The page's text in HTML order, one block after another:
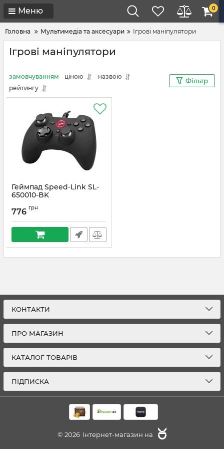
Меню 0
Головна Мультимедіа та аксесуари Ігрові маніпулятори
Ігрові маніпулятори
замовчуванням ціною
назвою
рейтингу
Фільтр
Геймпад Speed-Link SL-
650010-BK
776 грн
КОНТАКТИ
ПРО МАГАЗИН
КАТАЛОГ ТОВАРІВ
ПІДПИСКА
© 2026 Інтернет-магазин на